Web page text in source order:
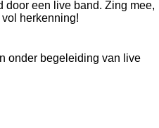
een live band. Zing mee,
herkenning!
onder begeleiding van live